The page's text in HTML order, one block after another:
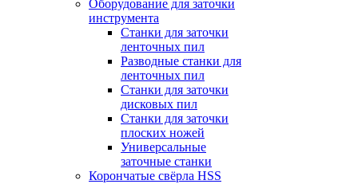
Оборудование для заточки
инструмента
Станки для заточки
ленточных пил
Разводные станки для
ленточных пил
Станки для заточки
дисковых пил
Станки для заточки
плоских ножей
Универсальные
заточные станки
Корончатые свёрла HSS